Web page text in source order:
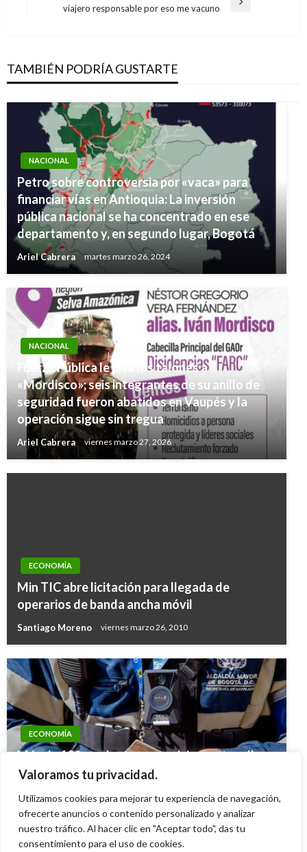
Valoramos tu privacidad.
Utilizamos cookies para mejorar tu experiencia de navegación,
ofrecerte anuncios o contenido personalizado y analizar
nuestro tráfico. Al hacer clic en "Aceptar todo", das tu
consentimiento para el uso de cookies.
entradas
Entradaviajero responsable por eso me vacuno
TAMBIÉN PODRÍA GUSTARTE
NACIONAL
Petro sobre controversia por «vaca» para
financiar vías en Antioquia: La inversión
pública nacional se ha concentrado en ese
departamento y, en segundo lugar, Bogotá
Ariel Cabrera martes marzo 26, 2024
NACIONAL
Fuerza Pública le pisa los talones a
«Mordisco»; seis integrantes de su anillo de
seguridad fueron abatidos en Vaupés y la
operación sigue sin tregua
Ariel Cabrera viernes marzo 27, 2026
ECONOMÍA
Min TIC abre licitación para llegada de
operarios de banda ancha móvil
Santiago Moreno viernes marzo 26, 2010
ECONOMÍA
Más de 100 productos y servicios, entre ellas
las multas de tránsito, serán reajustados en
Ariel Cabrera viernes diciembre 22, 2023